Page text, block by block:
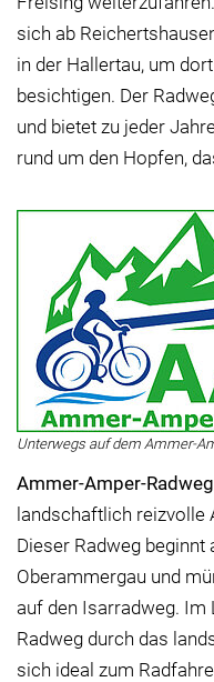
sich ab
in der Hallertau, um
besichtigen. Der
und bietet zu jeder
rund um den Hopfen,
Unterwegs auf dem Ammer-
Ammer-Amper-Radweg
landschaftlich reizvolle
Dieser Radweg beginnt
Oberammergau und
auf den Isarradweg. Im
Radweg durch das
sich ideal zum